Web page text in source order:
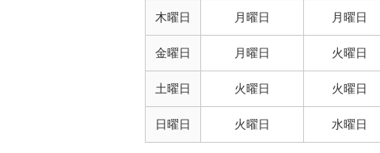
木曜日 月曜日 月曜日
金曜日 月曜日 火曜日
土曜日 火曜日 火曜日
日曜日 火曜日 水曜日